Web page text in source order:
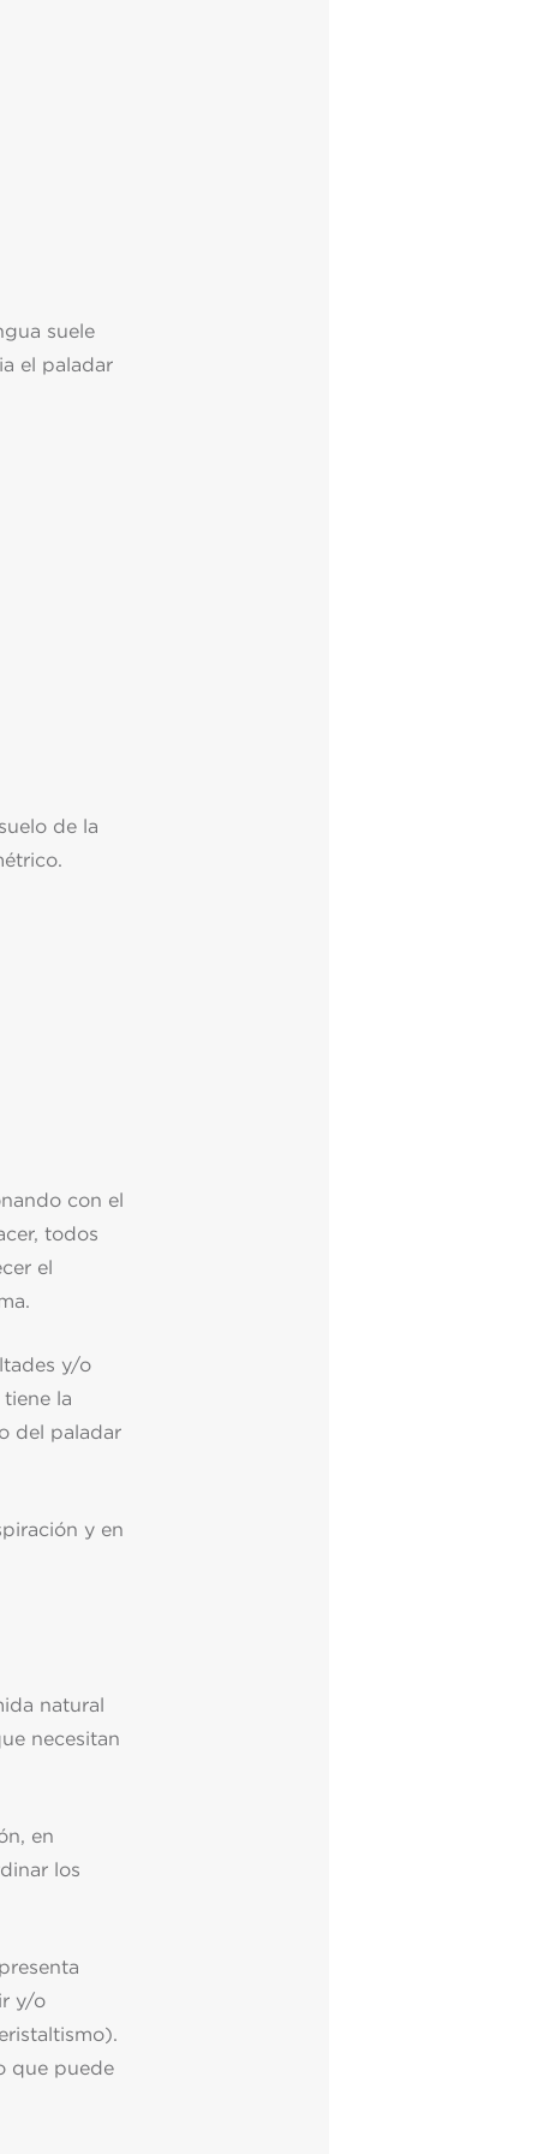
suele
el paladar
de la
con el
todos
el
y/o
la
del paladar
y en
natural
necesitan
en
los
y/o
que puede